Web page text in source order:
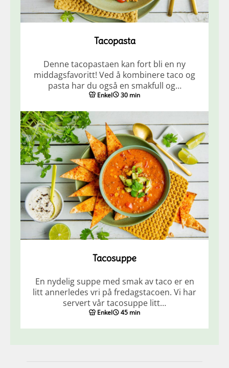
Tacopasta
Denne tacopastaen kan fort bli en ny
middagsfavoritt! Ved å kombinere taco og
pasta har du også en smakfull og…
Enkel 30 min
Tacosuppe
En nydelig suppe med smak av taco er en
litt annerledes vri på fredagstacoen. Vi har
servert vår tacosuppe litt…
Enkel 45 min